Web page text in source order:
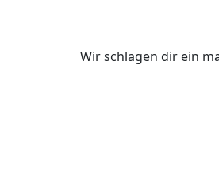
Wir schlagen dir ein